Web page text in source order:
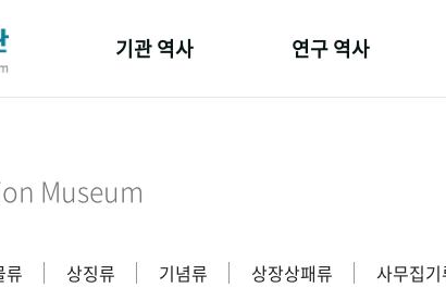
기관 역사
연구원 사람들
연구 역사
간행물 변천사
Museum
류 상징류 기념류 상장상패류 사무집기